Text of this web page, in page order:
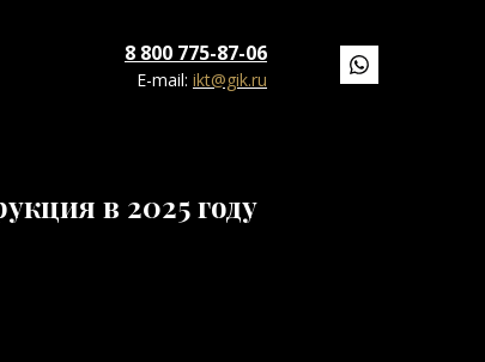
8 800 775-87-06
E-mail: ikt@gik.ru
в 2025 году